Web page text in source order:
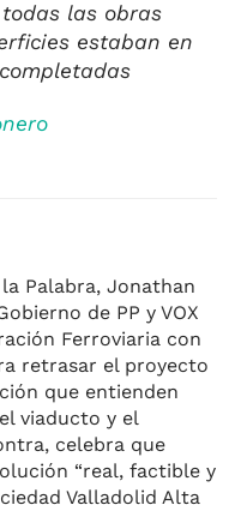
las obras
estaban en
Palabra, Jonathan
de PP y VOX
Ferroviaria con
retrasar el proyecto
que entienden
viaducto y el
celebra que
“real, factible y
Valladolid Alta